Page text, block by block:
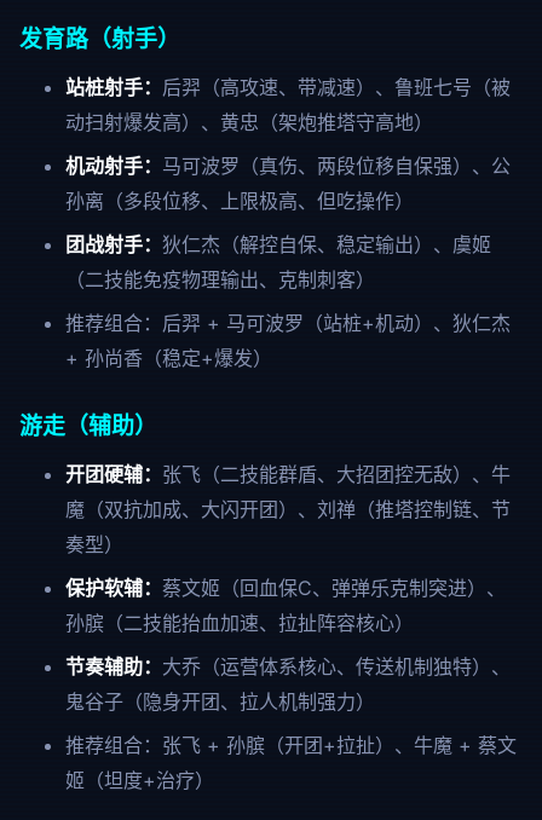
发育路（射手）
站桩射手： 后羿（高攻速、带减速）、鲁班七号（被
动扫射爆发高）、黄忠（架炮推塔守高地）
机动射手： 马可波罗（真伤、两段位移自保强）、公
孙离（多段位移、上限极高、但吃操作）
团战射手： 狄仁杰（解控自保、稳定输出）、虞姬
（二技能免疫物理输出、克制刺客）
推荐组合：后羿 + 马可波罗（站桩+机动）、狄仁杰
+ 孙尚香（稳定+爆发）
游走（辅助）
开团硬辅： 张飞（二技能群盾、大招团控无敌）、牛
魔（双抗加成、大闪开团）、刘禅（推塔控制链、节
奏型）
保护软辅： 蔡文姬（回血保C、弹弹乐克制突进）、
孙膑（二技能抬血加速、拉扯阵容核心）
节奏辅助： 大乔（运营体系核心、传送机制独特）、
鬼谷子（隐身开团、拉人机制强力）
推荐组合：张飞 + 孙膑（开团+拉扯）、牛魔 + 蔡文
姬（坦度+治疗）